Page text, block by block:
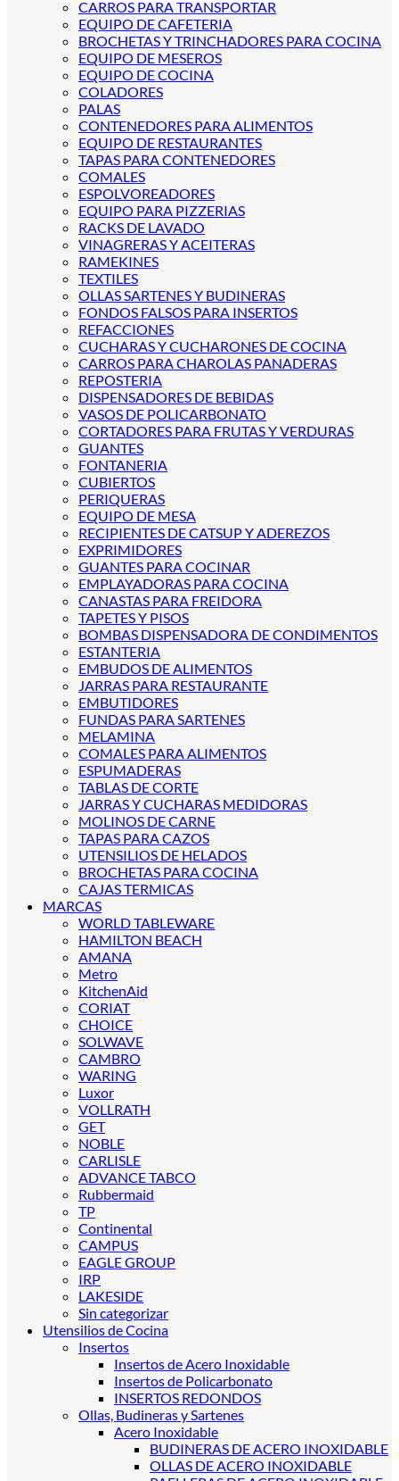
CARROS PARA TRANSPORTAR
EQUIPO DE CAFETERIA
BROCHETAS Y TRINCHADORES PARA COCINA
EQUIPO DE MESEROS
EQUIPO DE COCINA
COLADORES
PALAS
CONTENEDORES PARA ALIMENTOS
EQUIPO DE RESTAURANTES
TAPAS PARA CONTENEDORES
COMALES
ESPOLVOREADORES
EQUIPO PARA PIZZERIAS
RACKS DE LAVADO
VINAGRERAS Y ACEITERAS
RAMEKINES
TEXTILES
OLLAS SARTENES Y BUDINERAS
FONDOS FALSOS PARA INSERTOS
REFACCIONES
CUCHARAS Y CUCHARONES DE COCINA
CARROS PARA CHAROLAS PANADERAS
REPOSTERIA
DISPENSADORES DE BEBIDAS
VASOS DE POLICARBONATO
CORTADORES PARA FRUTAS Y VERDURAS
GUANTES
FONTANERIA
CUBIERTOS
PERIQUERAS
EQUIPO DE MESA
RECIPIENTES DE CATSUP Y ADEREZOS
EXPRIMIDORES
GUANTES PARA COCINAR
EMPLAYADORAS PARA COCINA
CANASTAS PARA FREIDORA
TAPETES Y PISOS
BOMBAS DISPENSADORA DE CONDIMENTOS
ESTANTERIA
EMBUDOS DE ALIMENTOS
JARRAS PARA RESTAURANTE
EMBUTIDORES
FUNDAS PARA SARTENES
MELAMINA
COMALES PARA ALIMENTOS
ESPUMADERAS
TABLAS DE CORTE
JARRAS Y CUCHARAS MEDIDORAS
MOLINOS DE CARNE
TAPAS PARA CAZOS
UTENSILIOS DE HELADOS
BROCHETAS PARA COCINA
CAJAS TERMICAS
MARCAS
WORLD TABLEWARE
HAMILTON BEACH
AMANA
Metro
KitchenAid
CORIAT
CHOICE
SOLWAVE
CAMBRO
WARING
Luxor
VOLLRATH
GET
NOBLE
CARLISLE
ADVANCE TABCO
Rubbermaid
TP
Continental
CAMPUS
EAGLE GROUP
IRP
LAKESIDE
Sin categorizar
Utensilios de Cocina
Insertos
Insertos de Acero Inoxidable
Insertos de Policarbonato
INSERTOS REDONDOS
Ollas, Budineras y Sartenes
Acero Inoxidable
BUDINERAS DE ACERO INOXIDABLE
OLLAS DE ACERO INOXIDABLE